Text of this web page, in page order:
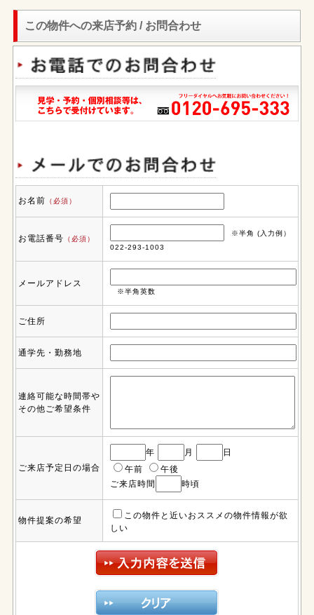
この物件への来店予約 / お問合わせ
お名前 （必須）
お電話番号 （必須）
※半角 (入力例）
022-293-1003
メールアドレス
※半角英数
ご住所
通学先・勤務地
連絡可能な時間帯や
その他ご希望条件
ご来店予定日の場合
年 月
日
午前
午後
ご来店時間
時頃
物件提案の希望
この物件と近いおススメの物件情報が欲
しい